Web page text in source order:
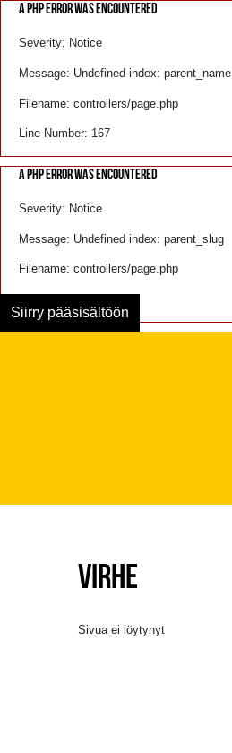
A PHP ERROR WAS ENCOUNTERED
Severity: Notice
Message: Undefined index: parent_name
Filename: controllers/page.php
Line Number: 167
A PHP ERROR WAS ENCOUNTERED
Severity: Notice
Message: Undefined index: parent_slug
Filename: controllers/page.php
Siirry pääsisältöön
VIRHE
Sivua ei löytynyt